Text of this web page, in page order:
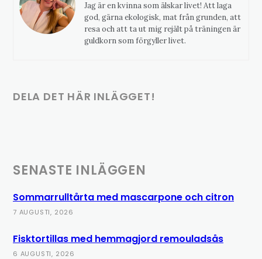
Jag är en kvinna som älskar livet! Att laga
god, gärna ekologisk, mat från grunden, att
resa och att ta ut mig rejält på träningen är
guldkorn som förgyller livet.
DELA DET HÄR INLÄGGET!
SENASTE INLÄGGEN
Sommarrulltårta med mascarpone och citron
7 AUGUSTI, 2026
Fisktortillas med hemmagjord remouladsås
6 AUGUSTI, 2026